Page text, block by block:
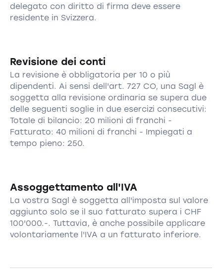
delegato con diritto di firma deve essere
residente in Svizzera.
Revisione dei conti
La revisione è obbligatoria per 10 o più
dipendenti. Ai sensi dell'art. 727 CO, una Sagl è
soggetta alla revisione ordinaria se supera due
delle seguenti soglie in due esercizi consecutivi:
Totale di bilancio: 20 milioni di franchi -
Fatturato: 40 milioni di franchi - Impiegati a
tempo pieno: 250.
Assoggettamento all'IVA
La vostra Sagl è soggetta all'imposta sul valore
aggiunto solo se il suo fatturato supera i CHF
100'000.-. Tuttavia, è anche possibile applicare
volontariamente l'IVA a un fatturato inferiore.